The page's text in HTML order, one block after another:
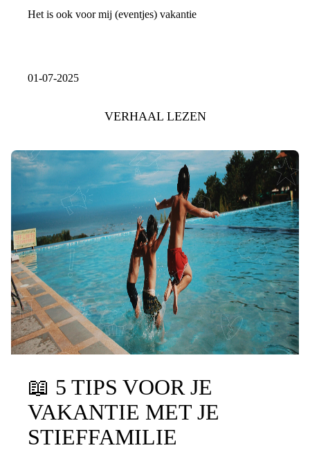
Het is ook voor mij (eventjes) vakantie
01-07-2025
VERHAAL LEZEN
📖 5 TIPS VOOR JE
VAKANTIE MET JE
STIEFFAMILIE